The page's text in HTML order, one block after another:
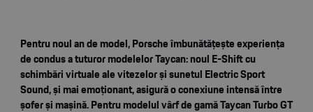
Pentru noul an de model, Porsche îmbunătățește experiența
de condus a tuturor modelelor Taycan: noul E-Shift cu
schimbări virtuale ale vitezelor și sunetul Electric Sport
Sound, și mai emoționant, asigură o conexiune intensă între
șofer și mașină. Pentru modelul vârf de gamă Taycan Turbo GT